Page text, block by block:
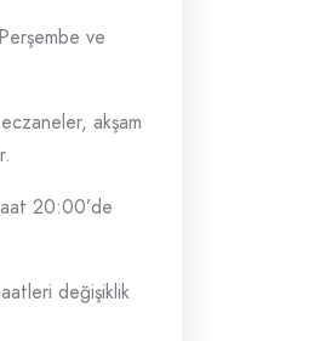
ve
akşam
20:00’de
değişiklik